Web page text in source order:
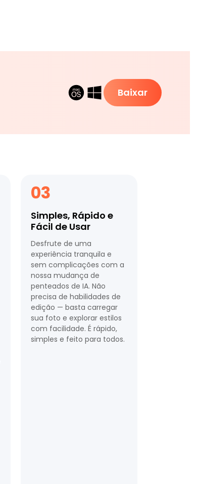
Baixar
03
Simples, Rápido e
Fácil de Usar
Desfrute de uma
experiência tranquila e
sem complicações com a
nossa mudança de
penteados de IA. Não
precisa de habilidades de
edição — basta carregar
sua foto e explorar estilos
com facilidade. É rápido,
simples e feito para todos.